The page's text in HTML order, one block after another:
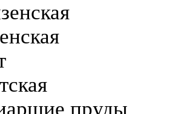
пруды